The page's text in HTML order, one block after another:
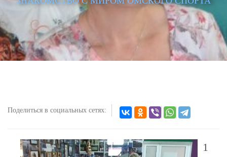
Поделиться в социальных сетях:
1